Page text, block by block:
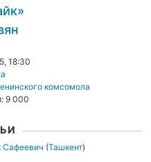
18:30
комсомола
9 000
Сафеевич (Ташкент)